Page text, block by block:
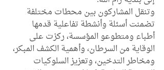
وتنقل المشاركون بين محطات مختلفة
تضمنت أسئلة وأنشطة تفاعلية قدمها
أطباء ومتطوعو المؤسسة، ركزت على
الوقاية من السرطان، وأهمية الكشف المبكر،
ومخاطر التدخين، وتعزيز السلوكيات